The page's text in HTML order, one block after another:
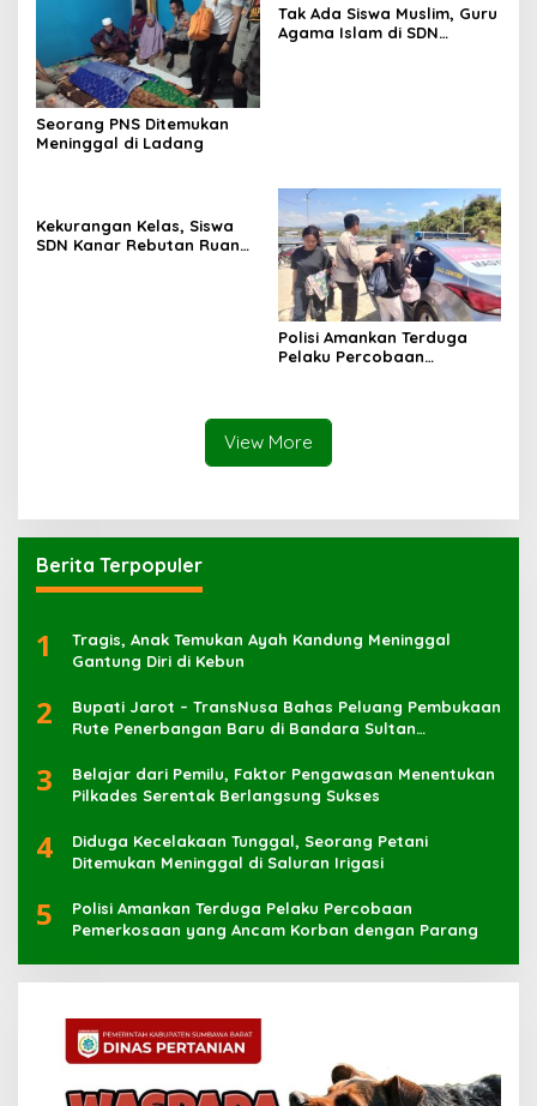
Seorang PNS Ditemukan
Meninggal di Ladang
Tak Ada Siswa Muslim, Guru
Agama Islam di SDN
Kekurangan Kelas, Siswa
SDN Kanar Rebutan Ruang
Polisi Amankan Terduga
Pelaku Percobaan
View More
Berita Terpopuler
1
Tragis, Anak Temukan Ayah Kandung Meninggal
Gantung Diri di Kebun
2
Bupati Jarot – TransNusa Bahas Peluang Pembukaan
Rute Penerbangan Baru di Bandara Sultan
3
Belajar dari Pemilu, Faktor Pengawasan Menentukan
Pilkades Serentak Berlangsung Sukses
4
Diduga Kecelakaan Tunggal, Seorang Petani
Ditemukan Meninggal di Saluran Irigasi
5
Polisi Amankan Terduga Pelaku Percobaan
Pemerkosaan yang Ancam Korban dengan Parang